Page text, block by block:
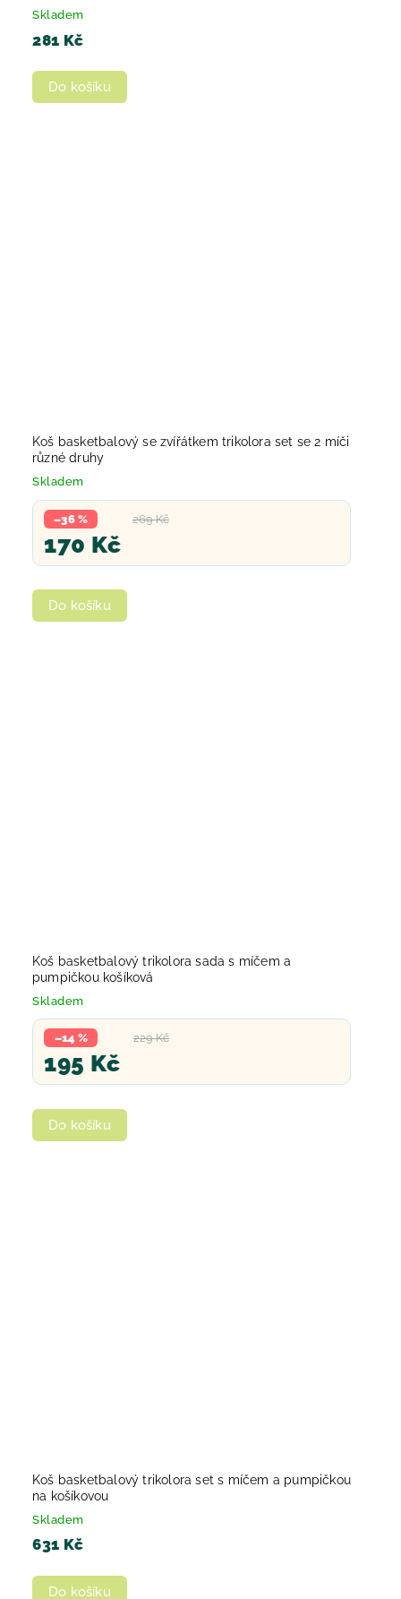
Skladem
281 Kč
Do košíku
Koš basketbalový se zvířátkem trikolora set se 2 míči
různé druhy
Skladem
269 Kč
–36 %
170 Kč
Do košíku
Koš basketbalový trikolora sada s míčem a
pumpičkou košíková
Skladem
229 Kč
–14 %
195 Kč
Do košíku
Koš basketbalový trikolora set s míčem a pumpičkou
na košíkovou
Skladem
631 Kč
Do košíku